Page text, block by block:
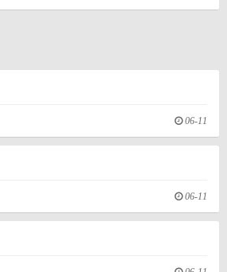
06-11
06-11